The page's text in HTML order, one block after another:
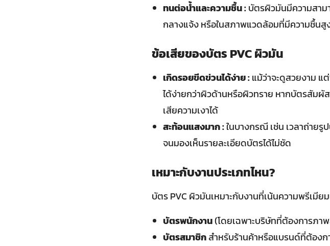
ทนต่อน้ำและความชื้น : บัตรผิวมันมีความสาม
กลางแจ้ง หรือในสภาพแวดล้อมที่มีความชื้นสู
ข้อเสียของบัตร PVC ผิวมัน
เกิดรอยขีดข่วนได้ง่าย : แม้ว่าจะดูสวยงาม แ
ได้ง่ายกว่าผิวด้านหรือผิวทราย หากบัตรสัม
เสียความเงาได้
สะท้อนแสงมาก :ในบางกรณี เช่น เวลาถ่าย
จนมองเห็นรายละเอียดบัตรได้ไม่ชัด
เหมาะกับงานประเภทไหน?
บัตร PVC ผิวมันเหมาะกับงานที่เน้นความพรีเมี
บัตรพนักงาน(โดยเฉพาะบริษัทที่ต้องการภ
บัตรสมาชิกสำหรับร้านค้าหรือแบรนด์ที่ต้อง